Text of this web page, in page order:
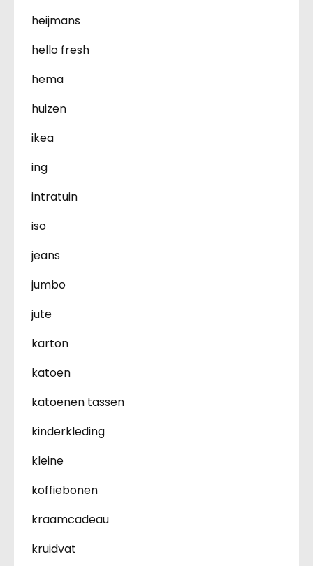
heijmans
hello fresh
hema
huizen
ikea
ing
intratuin
iso
jeans
jumbo
jute
karton
katoen
katoenen tassen
kinderkleding
kleine
koffiebonen
kraamcadeau
kruidvat